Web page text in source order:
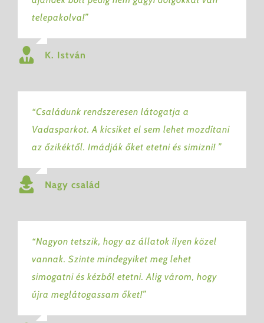
telepakolva!”
K. István
“Családunk rendszeresen látogatja a
Vadasparkot. A kicsiket el sem lehet mozdítani
az őzikéktől. Imádják őket etetni és simizni! ”
Nagy család
“Nagyon tetszik, hogy az állatok ilyen közel
vannak. Szinte mindegyiket meg lehet
simogatni és kézből etetni. Alig várom, hogy
újra meglátogassam őket!”